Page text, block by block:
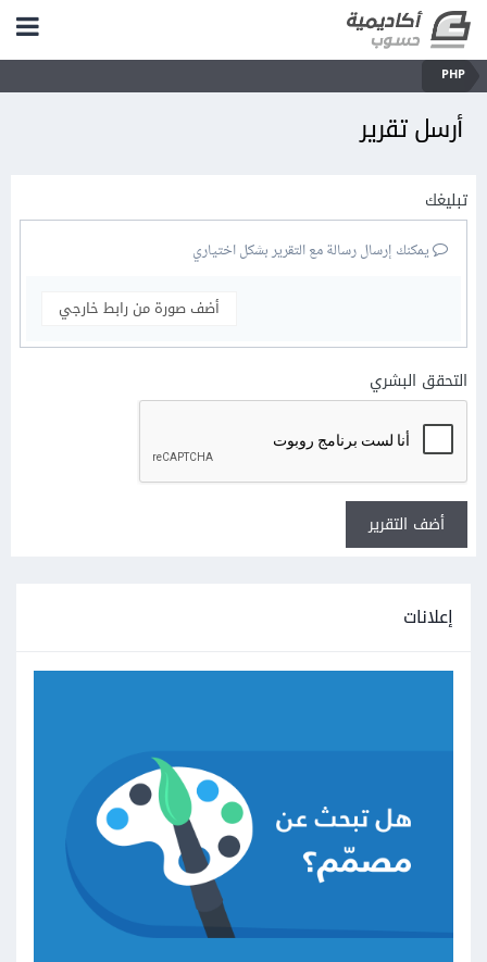
PHP
أرسل تقرير
تبليغك
يمكنك إرسال رسالة مع التقرير بشكل اختياري
أضف صورة من رابط خارجي
التحقق البشري
أضف التقرير
إعلانات